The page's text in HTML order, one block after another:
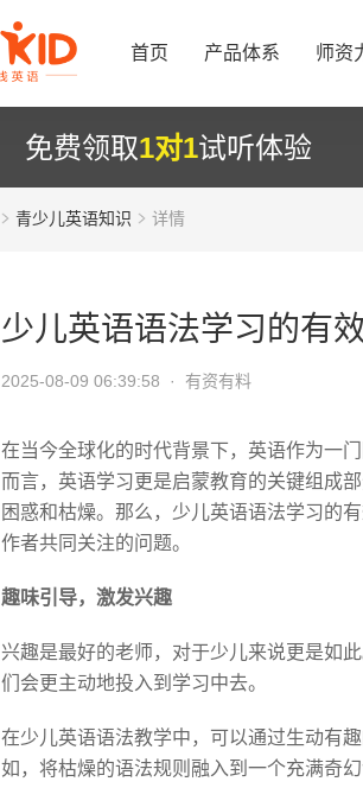
首页 产品体系 师资
免费领取1对1试听体验
青少儿英语知识 详情
少儿英语语法学习的有效
2025-08-09 06:39:58 · 有资有料
在当今全球化的时代背景下，英语作为一
而言，英语学习更是启蒙教育的关键组成
困惑和枯燥。那么，少儿英语语法学习的
作者共同关注的问题。
趣味引导，激发兴趣
兴趣是最好的老师，对于少儿来说更是如
们会更主动地投入到学习中去。
在少儿英语语法教学中，可以通过生动有
如，将枯燥的语法规则融入到一个充满奇